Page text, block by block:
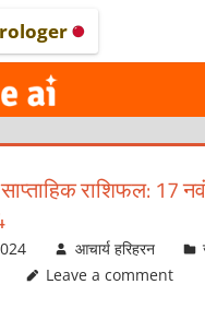
ONLINE
–
राशिफल: 17
आचार्य हरिहरन
Leave a comment